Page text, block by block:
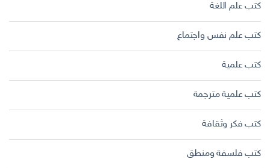
كتب علم اللغة
كتب علم نفس واجتماع
كتب علمية
كتب علمية مترجمة
كتب فكر وثقافة
كتب فلسفة ومنطق